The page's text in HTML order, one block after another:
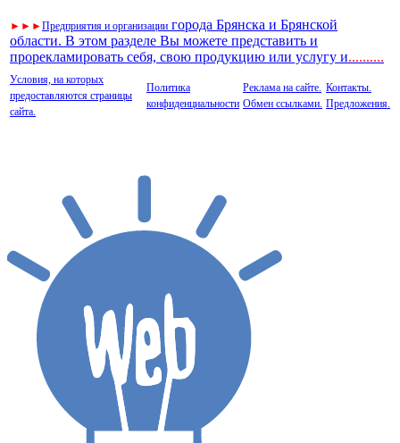
► ► ►Предприятия и организации города Брянска и Брянской
области. В этом разделе Вы можете представить и
прорекламировать себя, свою продукцию или услугу и..........
Условия, на которых
предоставляются страницы
сайта.
Политика
конфиденциальности
Реклама на сайте.
Обмен ссылками.
Контакты.
Предложения.